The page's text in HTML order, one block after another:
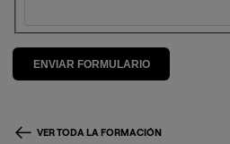
VER TODA LA FORMACIÓN